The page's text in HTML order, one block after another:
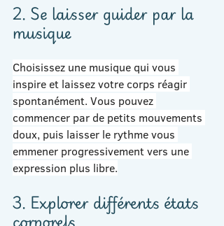
2. Se laisser guider par la
musique
Choisissez une musique qui vous
inspire et laissez votre corps réagir
spontanément. Vous pouvez
commencer par de petits mouvements
doux, puis laisser le rythme vous
emmener progressivement vers une
expression plus libre.
3. Explorer différents états
corporels